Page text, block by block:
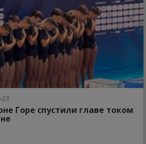
Горе спустили главе током